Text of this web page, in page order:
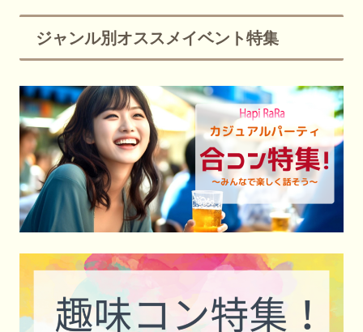
ジャンル別オススメイベント特集